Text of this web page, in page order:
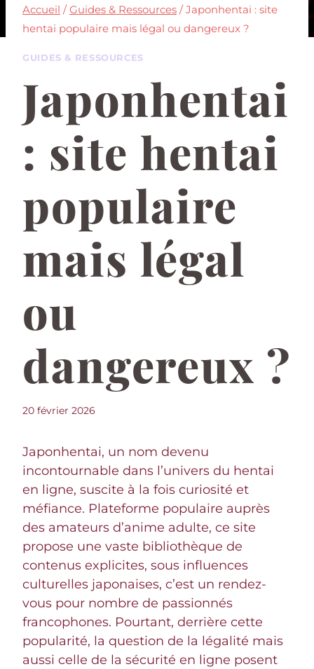
Accueil / Guides & Ressources / Japonhentai : site
hentai populaire mais légal ou dangereux ?
GUIDES & RESSOURCES
Japonhentai
: site hentai
populaire
mais légal
ou
dangereux ?
20 février 2026
Japonhentai, un nom devenu
incontournable dans l’univers du hentai
en ligne, suscite à la fois curiosité et
méfiance. Plateforme populaire auprès
des amateurs d’anime adulte, ce site
propose une vaste bibliothèque de
contenus explicites, sous influences
culturelles japonaises, c’est un rendez-
vous pour nombre de passionnés
francophones. Pourtant, derrière cette
popularité, la question de la légalité mais
aussi celle de la sécurité en ligne posent